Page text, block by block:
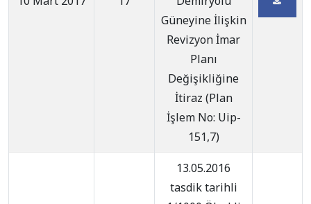
Güneyine İlişkin
Revizyon İmar
Planı
Değişikliğine
İtiraz (Plan
İşlem No: Uip-
151,7)
13.05.2016
tasdik tarihli